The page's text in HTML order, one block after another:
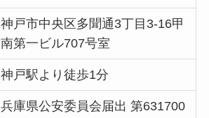
神戸市中央区多聞通3丁目3-16甲
南第一ビル707号室
神戸駅より徒歩1分
兵庫県公安委員会届出 第631700